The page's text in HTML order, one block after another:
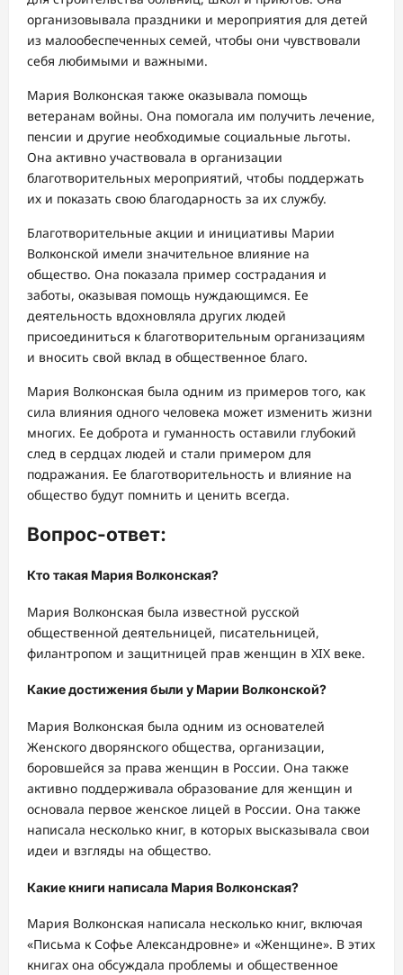
организовывала праздники и мероприятия для детей
из малообеспеченных семей, чтобы они чувствовали
себя любимыми и важными.
Мария Волконская также оказывала помощь
ветеранам войны. Она помогала им получить лечение,
пенсии и другие необходимые социальные льготы.
Она активно участвовала в организации
благотворительных мероприятий, чтобы поддержать
их и показать свою благодарность за их службу.
Благотворительные акции и инициативы Марии
Волконской имели значительное влияние на
общество. Она показала пример сострадания и
заботы, оказывая помощь нуждающимся. Ее
деятельность вдохновляла других людей
присоединиться к благотворительным организациям
и вносить свой вклад в общественное благо.
Мария Волконская была одним из примеров того, как
сила влияния одного человека может изменить жизни
многих. Ее доброта и гуманность оставили глубокий
след в сердцах людей и стали примером для
подражания. Ее благотворительность и влияние на
общество будут помнить и ценить всегда.
Вопрос-ответ:
Кто такая Мария Волконская?
Мария Волконская была известной русской
общественной деятельницей, писательницей,
филантропом и защитницей прав женщин в XIX веке.
Какие достижения были у Марии Волконской?
Мария Волконская была одним из основателей
Женского дворянского общества, организации,
боровшейся за права женщин в России. Она также
активно поддерживала образование для женщин и
основала первое женское лицей в России. Она также
написала несколько книг, в которых высказывала свои
идеи и взгляды на общество.
Какие книги написала Мария Волконская?
Мария Волконская написала несколько книг, включая
«Письма к Софье Александровне» и «Женщине». В этих
книгах она обсуждала проблемы и общественное